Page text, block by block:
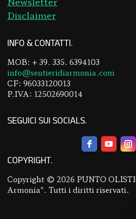
Disclaimer
INFO & CONTATTI
MOB: + 39. 335. 6394103
info@sentieridiarmonia.com
CF: 96033120013
P.IVA: 12502690014
SEGUICI SUI SOCIALS
COPYRIGHT
Copyright © 2026 PUNTO
Armonia". Tutti i diritti riservati.